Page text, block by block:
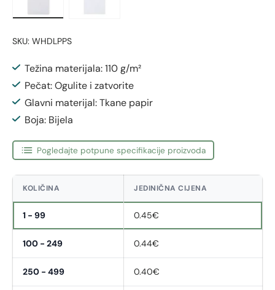
SKU: WHDLPPS
Težina materijala: 110 g/m²
Pečat: Ogulite i zatvorite
Glavni materijal: Tkane papir
Boja: Bijela
Pogledajte potpune specifikacije proizvoda
KOLIČINA JEDINIČNA CIJENA
1 - 99 0.45€
100 - 249 0.44€
250 - 499 0.40€